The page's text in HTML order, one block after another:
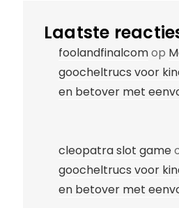
Laatste
foolandfinalcomop
goocheltrucs voor
en betover met
cleopatra slot game
goocheltrucs voor
en betover met